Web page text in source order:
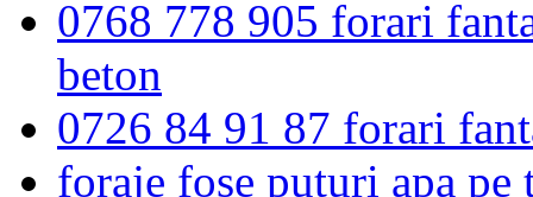
0768 778 905 forari
beton
0726 84 91 87 forari
foraje fose puturi apa